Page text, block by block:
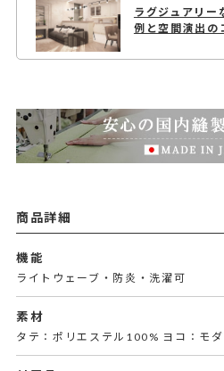
ラグジュアリー
例と空間演出の
商品詳細
機能
ライトウェーブ・防炎・洗濯可
素材
タテ：ポリエステル100% ヨコ：モ